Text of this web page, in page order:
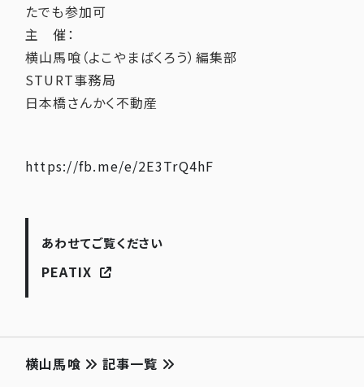
たでも参加可
主 催：
横山馬喰（よこやまばくろう）編集部
STURT事務局
日本橋さんかく不動産
https://fb.me/e/2E3TrQ4hF
あわせてご覧ください
PEATIX
横山馬喰 記事一覧